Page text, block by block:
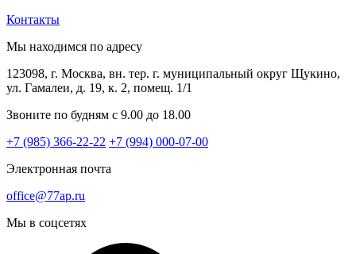
Контакты
Мы находимся по адресу
123098, г. Москва, вн. тер. г. муниципальный округ Щукино,
ул. Гамалеи, д. 19, к. 2, помещ. 1/1
Звоните по будням с 9.00 до 18.00
+7 (985) 366-22-22 +7 (994) 000-07-00
Электронная почта
office@77ap.ru
Мы в соцсетях